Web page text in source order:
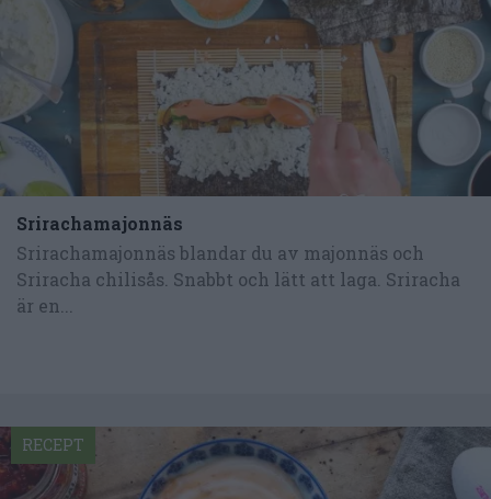
Srirachamajonnäs
Srirachamajonnäs blandar du av majonnäs och
Sriracha chilisås. Snabbt och lätt att laga. Sriracha
är en...
RECEPT